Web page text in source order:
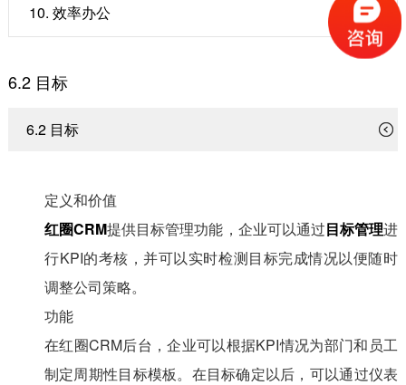
10. 效率办公
6.2 目标
6.2 目标
定义和价值
红圈CRM提供目标管理功能，企业可以通过目标管理进
行KPI的考核，并可以实时检测目标完成情况以便随时
调整公司策略。
功能
在红圈CRM后台，企业可以根据KPI情况为部门和员工
制定周期性目标模板。在目标确定以后，可以通过仪表